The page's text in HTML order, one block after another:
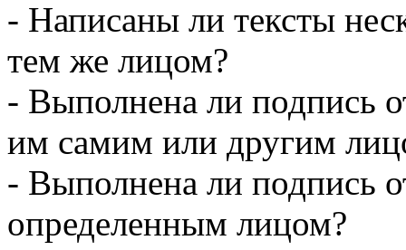
- Написаны ли тексты
тем же лицом?
- Выполнена ли подпись
им самим или другим
- Выполнена ли подпись
определенным лицом?